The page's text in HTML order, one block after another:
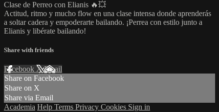
Clase de Perreo con Elianis 🔥💥
Actitud, ritmo y mucho flow en una clase intensa donde aprenderás
a soltar cadera y empoderarte bailando. ¡Perrea con estilo junto a
Elianis y libérate bailando!
Share with friends
Facebook XEmail
Share on Facebook
Share on X
Share via Email
Academia Help Terms Privacy Cookies Sign in